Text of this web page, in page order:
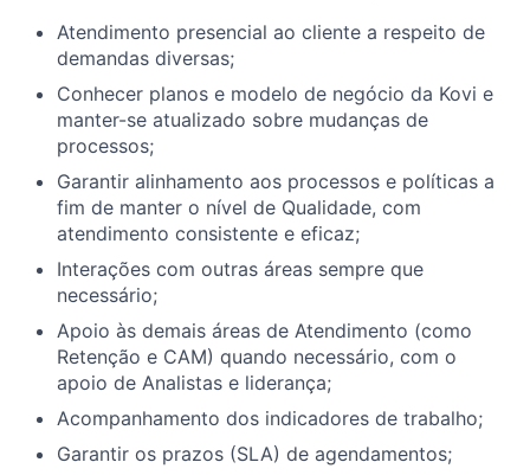
Atendimento presencial ao cliente a respeito de
demandas diversas;
Conhecer planos e modelo de negócio da Kovi e
manter-se atualizado sobre mudanças de
processos;
Garantir alinhamento aos processos e políticas a
fim de manter o nível de Qualidade, com
atendimento consistente e eficaz;
Interações com outras áreas sempre que
necessário;
Apoio às demais áreas de Atendimento (como
Retenção e CAM) quando necessário, com o
apoio de Analistas e liderança;
Acompanhamento dos indicadores de trabalho;
Garantir os prazos (SLA) de agendamentos;